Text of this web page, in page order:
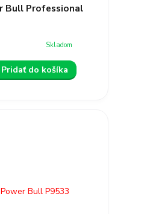
Bull Professional
Skladom
Pridať do košíka